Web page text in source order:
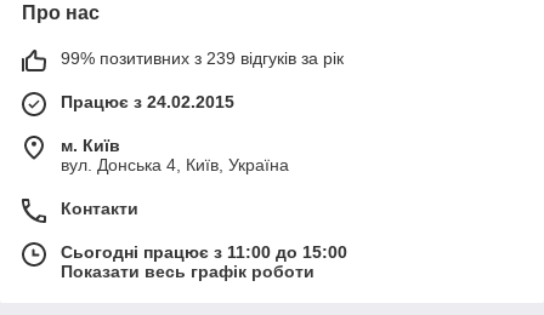
Про нас
99% позитивних з 239 відгуків за рік
Працює з 24.02.2015
м. Київ
вул. Донська 4, Київ, Україна
Контакти
Сьогодні працює з 11:00 до 15:00
Показати весь графік роботи